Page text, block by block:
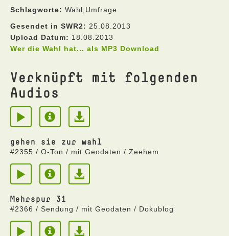
Schlagworte: Wahl,Umfrage
Gesendet in SWR2: 25.08.2013
Upload Datum: 18.08.2013
Wer die Wahl hat... als MP3 Download
Verknüpft mit folgenden
Audios
gehen sie zur wahl
#2355 / O-Ton / mit Geodaten / Zeehem
Mehrspur 31
#2366 / Sendung / mit Geodaten / Dokublog